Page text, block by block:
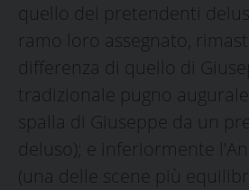
quello dei pretendenti
ramo loro assegnato,
differenza di quello di
tradizionale pugno
spalla di Giuseppe da un
deluso); e inferiormente
(una delle scene più